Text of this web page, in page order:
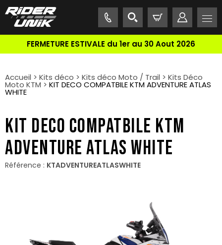
FERMETURE ESTIVALE du 1er au 30 Aout 2026
Accueil > Kits déco > Kits déco Moto / Trail > Kits Déco
Moto KTM > KIT DECO COMPATBILE KTM ADVENTURE ATLAS
WHITE
KIT DECO COMPATBILE KTM
ADVENTURE ATLAS WHITE
Référence : KTADVENTUREATLASWHITE